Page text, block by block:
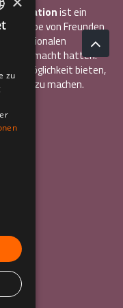
ist ein
Gruppe von Freunden
gemacht hatten.
die Möglichkeit bieten,
zu machen.
zu